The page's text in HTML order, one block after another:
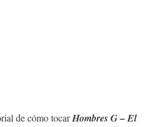
de cómo tocarHombres G – El